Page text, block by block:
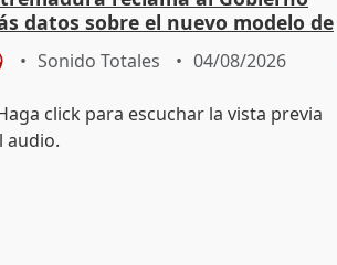
datos sobre el nuevo modelo de
Sonido Totales 04/08/2026